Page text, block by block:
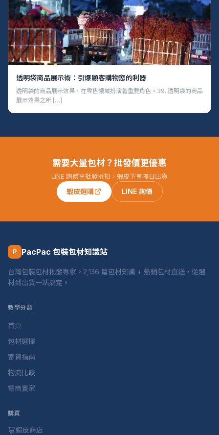
透明袋商品展示術：引爆顧客購物慾的利器
透明袋的商品展示效果，在零售領域扮演著重要角色。39. 透明袋的商品
展示效果之所 […]
需要大量包材？批發價更優惠
LINE 詢價享批發折扣，蝦皮下單隔日出貨
蝦皮選購 LINE 詢價
P PacPac 包裝包材知識站
台灣包裝包材批發專家。2,136 篇包材知識 + 熱銷包材直送，從選
材到出貨一站搞定。
教學分類
首頁
包材選擇
寄貨指南
物流比較
電商賣家
購買
蝦皮商店